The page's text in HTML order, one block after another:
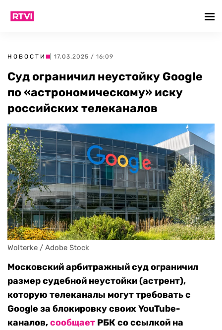
НОВОСТИ | 17.03.2025 / 16:09
Суд ограничил неустойку Google
по «астрономическому» иску
российских телеканалов
Wolterke / Adobe Stock
Московский арбитражный суд ограничил
размер судебной неустойки (астрент),
которую телеканалы могут требовать с
Google за блокировку своих YouTube-
каналов,сообщает РБК со ссылкой на